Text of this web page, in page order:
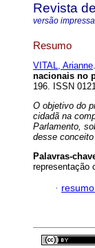
Revista
versão impressa
Resumo
VITAL, Arianne.
nacionais no
196. ISSN
O objetivo do
cidadã na
Parlamento,
desse
Palavras-
representação
·